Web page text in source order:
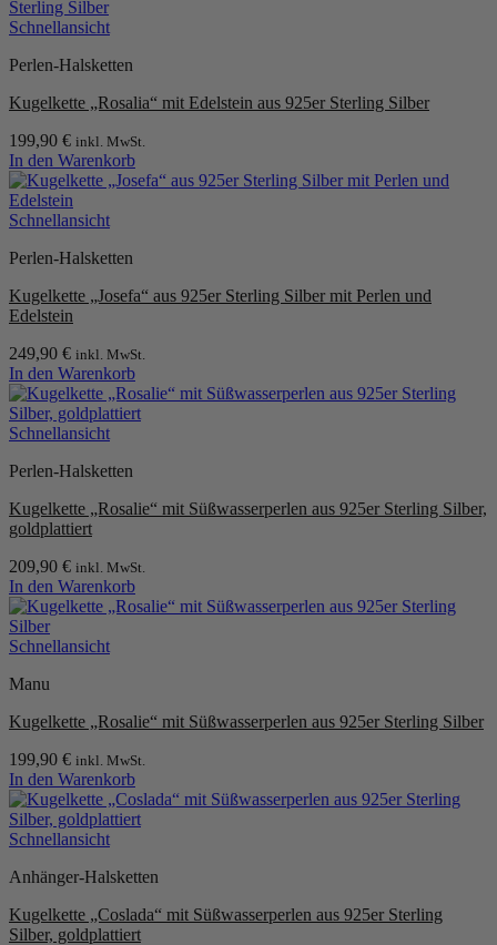
Schnellansicht
Perlen-Halsketten
Kugelkette „Rosalia“ mit Edelstein aus 925er Sterling Silber
199,90 € inkl. MwSt.
In den Warenkorb
Schnellansicht
Perlen-Halsketten
Kugelkette „Josefa“ aus 925er Sterling Silber mit Perlen und
Edelstein
249,90 € inkl. MwSt.
In den Warenkorb
Schnellansicht
Perlen-Halsketten
Kugelkette „Rosalie“ mit Süßwasserperlen aus 925er Sterling Silber,
goldplattiert
209,90 € inkl. MwSt.
In den Warenkorb
Schnellansicht
Manu
Kugelkette „Rosalie“ mit Süßwasserperlen aus 925er Sterling Silber
199,90 € inkl. MwSt.
In den Warenkorb
Schnellansicht
Anhänger-Halsketten
Kugelkette „Coslada“ mit Süßwasserperlen aus 925er Sterling
Silber, goldplattiert